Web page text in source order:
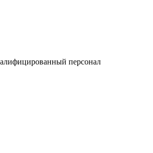
персонал